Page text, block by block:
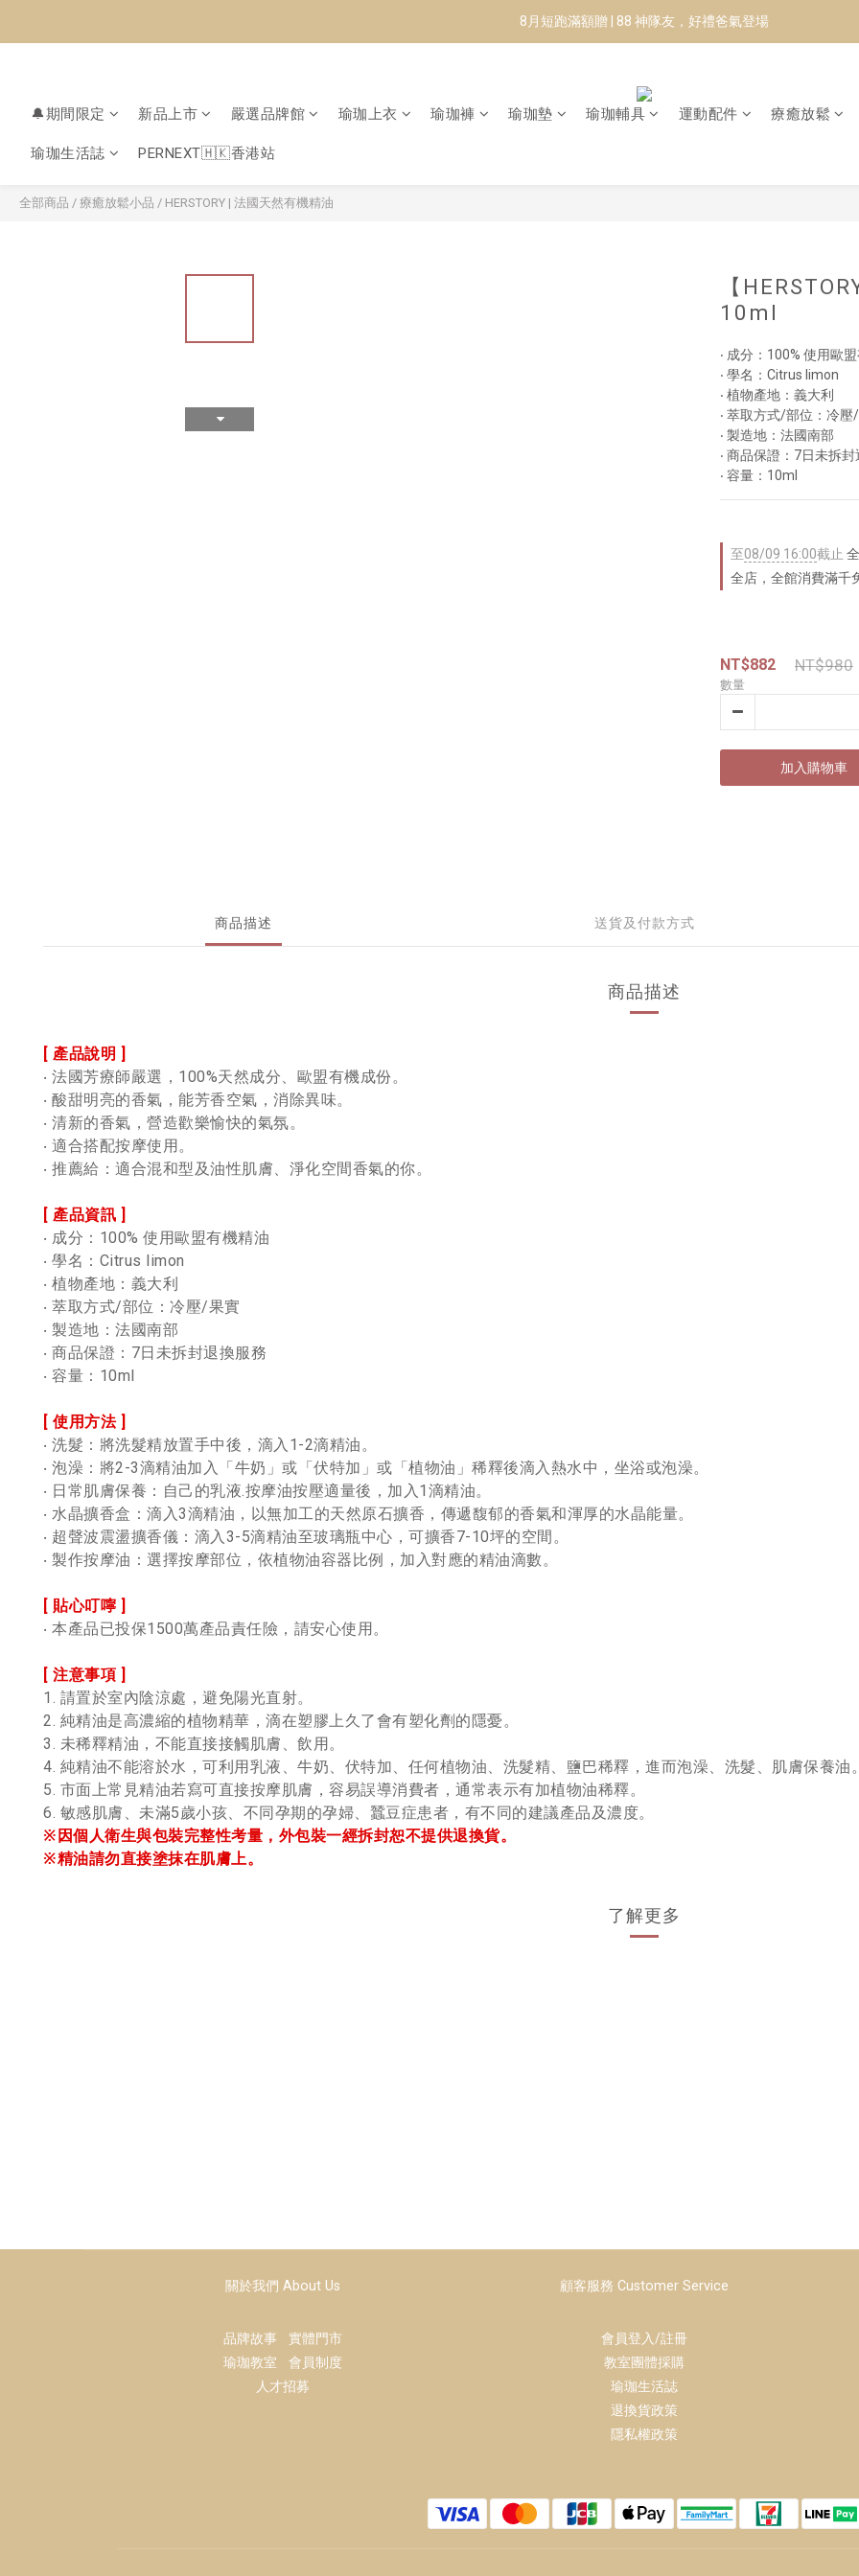
8月短跑滿額贈 | 88 神隊友，好禮爸氣登場
8月短跑滿額贈 | 88 神隊友，好禮爸氣登場
Manduka-跟著青蛙去旅行｜快閃第二站-台南
🔔期間限定 新品上市 嚴選品牌館 瑜珈上衣 瑜珈褲 瑜珈墊 瑜珈輔具 運動配件 療癒放鬆
瑜珈生活誌 PERNEXT🇭🇰香港站
全部商品 / 療癒放鬆小品 / HERSTORY | 法國天然有機精油
【
10ml
‧ 成分：100% 使用歐
‧ 學名：Citrus limon
‧ 植物產地：義大利
‧ 萃取方式/部位：冷壓
‧ 製造地：法國南部
‧ 商品保證：7日未拆
‧ 容量：10ml
至08/09 16:00截止
全店，全館消費滿千
NT$882 NT$980
數量
加入購物車
商品描述 送貨及付款方式
商品描述
[ 產品說明 ]
‧ 法國芳療師嚴選，100%天然成分、歐盟有機成份。
‧ 酸甜明亮的香氣，能芳香空氣，消除異味。
‧ 清新的香氣，營造歡樂愉快的氣氛。
‧ 適合搭配按摩使用。
‧ 推薦給：適合混和型及油性肌膚、淨化空間香氣的你。
[ 產品資訊 ]
‧ 成分：100% 使用歐盟有機精油
‧ 學名：Citrus limon
‧ 植物產地：義大利
‧ 萃取方式/部位：冷壓/果實
‧ 製造地：法國南部
‧ 商品保證：7日未拆封退換服務
‧ 容量：10ml
[ 使用方法 ]
‧ 洗髮：將洗髮精放置手中後，滴入1-2滴精油。
‧ 泡澡：將2-3滴精油加入「牛奶」或「伏特加」或「植物油」稀釋後滴入熱水中，坐浴或泡澡。
‧ 日常肌膚保養：自己的乳液.按摩油按壓適量後，加入1滴精油。
‧ 水晶擴香盒：滴入3滴精油，以無加工的天然原石擴香，傳遞馥郁的香氣和渾厚的水晶能量。
‧ 超聲波震盪擴香儀：滴入3-5滴精油至玻璃瓶中心，可擴香7-10坪的空間。
‧ 製作按摩油：選擇按摩部位，依植物油容器比例，加入對應的精油滴數。
[ 貼心叮嚀 ]
‧ 本產品已投保1500萬產品責任險，請安心使用。
[ 注意事項 ]
1. 請置於室內陰涼處，避免陽光直射。
2. 純精油是高濃縮的植物精華，滴在塑膠上久了會有塑化劑的隱憂。
3. 未稀釋精油，不能直接接觸肌膚、飲用。
4. 純精油不能溶於水，可利用乳液、牛奶、伏特加、任何植物油、洗髮精、鹽巴稀釋，進而泡澡、洗髮、肌膚保養油
5. 市面上常見精油若寫可直接按摩肌膚，容易誤導消費者，通常表示有加植物油稀釋。
6. 敏感肌膚、未滿5歲小孩、不同孕期的孕婦、蠶豆症患者，有不同的建議產品及濃度。
※因個人衛生與包裝完整性考量，外包裝一經拆封恕不提供退換貨。
※精油請勿直接塗抹在肌膚上。
了解更多
關於我們 About Us
品牌故事實體門市
瑜珈教室會員制度
人才招募
顧客服務 Customer Service
會員登入/註冊
教室團體採購
瑜珈生活誌
退換貨政策
隱私權政策